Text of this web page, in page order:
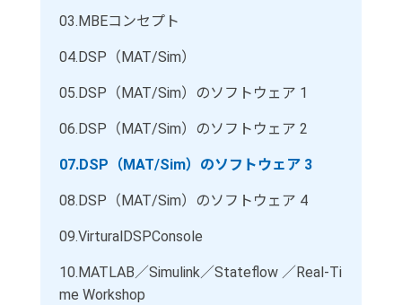
03.MBEコンセプト
04.DSP（MAT/Sim）
05.DSP（MAT/Sim）のソフトウェア 1
06.DSP（MAT/Sim）のソフトウェア 2
07.DSP（MAT/Sim）のソフトウェア 3
08.DSP（MAT/Sim）のソフトウェア 4
09.VirturalDSPConsole
10.MATLAB／Simulink／Stateflow ／Real-Ti
me Workshop